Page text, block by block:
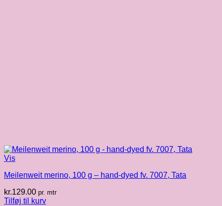
Vis
Meilenweit merino, 100 g – hand-dyed fv. 7007, Tata
kr.129.00 pr. mtr
Tilføj til kurv